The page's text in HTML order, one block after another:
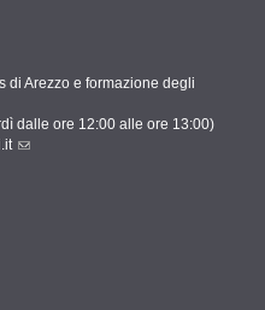
di Arezzo e formazione degli
dalle ore 12:00 alle ore 13:00)